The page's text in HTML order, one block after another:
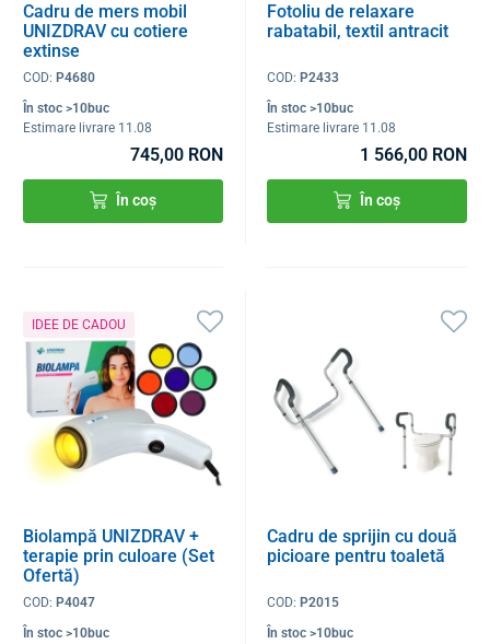
Cadru de mers mobil
UNIZDRAV cu cotiere
extinse
COD: P4680
În stoc >10buc
Estimare livrare 11.08
745,00 RON
În coș
Fotoliu de relaxare
rabatabil, textil antracit
COD:P2433
În stoc >10buc
Estimare livrare 11.08
1 566,00 RON
În coș
IDEE DE CADOU
Biolampă UNIZDRAV +
terapie prin culoare (Set
Ofertă)
COD: P4047
În stoc >10buc
Cadru de sprijin cu două
picioare pentru toaletă
COD:P2015
În stoc >10buc